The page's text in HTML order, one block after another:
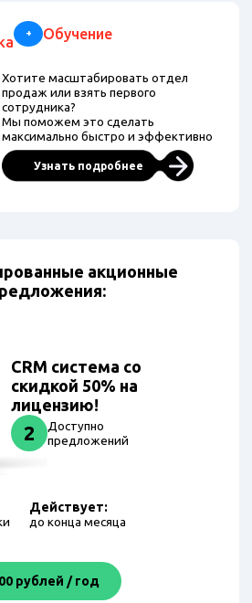
+ Обучение
Хотите масштабировать отдел
продаж или взять первого
сотрудника?
Мы поможем это сделать
максимально быстро и эффективно
Узнать подробнее
акционные
CRM система со
скидкой 50% на
лицензию!
2
Доступно
предложений
Действует:
до конца месяца
рублей / год